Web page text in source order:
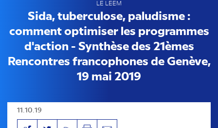
LE LEEM
Sida, tuberculose, paludisme :
comment optimiser les programmes
d'action - Synthèse des 21èmes
Rencontres francophones de Genève,
19 mai 2019
11.10.19